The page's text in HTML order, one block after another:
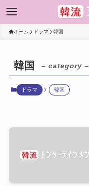
ホーム ドラマ 韓国
韓国 – category –
ドラマ 韓国